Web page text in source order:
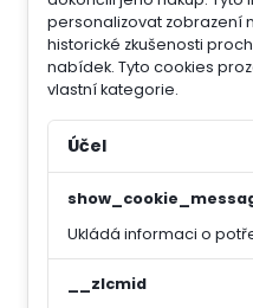
personalizovat zobrazení
historické zkušenosti
nabídek. Tyto cookies
vlastní kategorie.
Účel
Ukládá informaci o
__zlcmid